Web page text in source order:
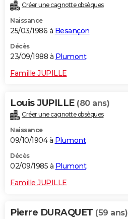
Créer une cagnotte obsèques
Naissance
25/03/1986 à Besançon
Décès
23/09/1988 à Plumont
Famille JUPILLE
Louis JUPILLE (80 ans)
Créer une cagnotte obsèques
Naissance
09/10/1904 à Plumont
Décès
02/09/1985 à Plumont
Famille JUPILLE
Pierre DURAQUET (59 ans)